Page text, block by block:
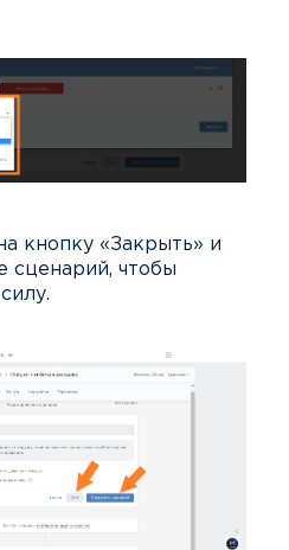
кнопку «Закрыть» и
сценарий, чтобы